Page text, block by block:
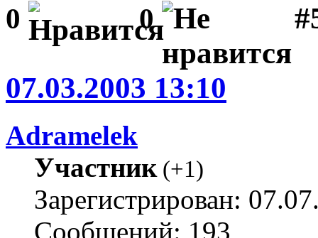
0 0
07.03.2003 13:10
Adramelek
Участник(+1)
Зарегистрирован:
Сообщений: 193